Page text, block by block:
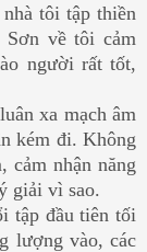
tôi tập thiền
về tôi cảm
người rất tốt,
xa mạch âm
kém đi. Không
cảm nhận năng
giải vì sao.
tập đầu tiên tối
lượng vào, các